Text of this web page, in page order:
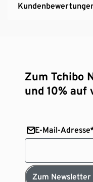
Zum Tchibo
und 10% auf
E-Mail-
Zum Newsletter